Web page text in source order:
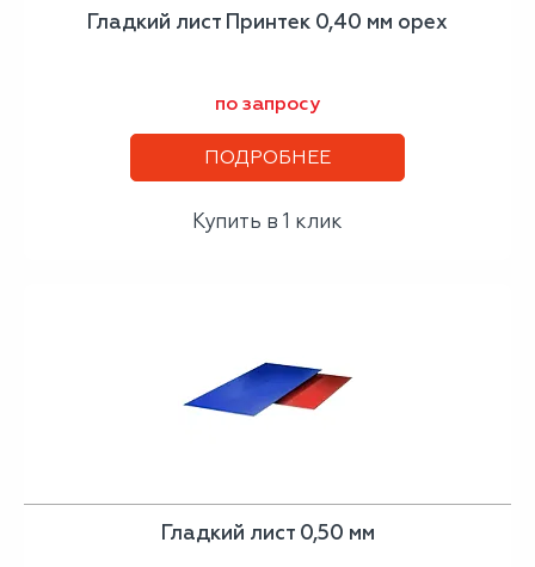
Гладкий лист Принтек 0,40 мм орех
по запросу
ПОДРОБНЕЕ
Купить в 1 клик
Гладкий лист 0,50 мм